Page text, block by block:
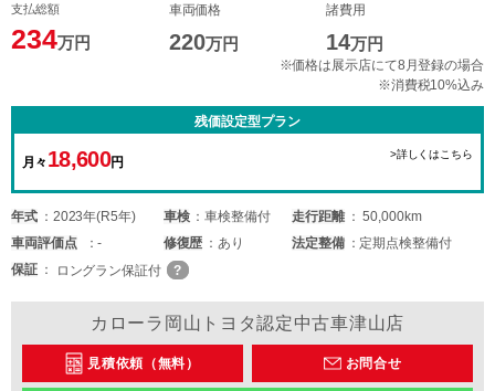
支払総額
234万円
車両価格
220万円
諸費用
14万円
※価格は展示店にて8月登録の場合
※消費税10%込み
残価設定型プラン
月々 18,600円
>詳しくはこちら
年式 2023年(R5年) 車検 車検整備付 走行距離
50,000km
車両評価点 - 修復歴 あり 法定整備
定期点検整備付
保証
ロングラン保証付
カローラ岡山トヨタ認定中古車津山店
見積依頼（無料） お問合せ